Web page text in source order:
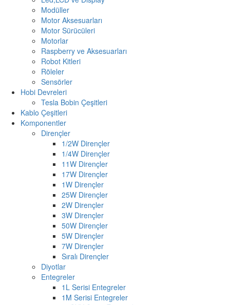
Modüller
Motor Aksesuarları
Motor Sürücüleri
Motorlar
Raspberry ve Aksesuarları
Robot Kitleri
Röleler
Sensörler
Hobi Devreleri
Tesla Bobin Çeşitleri
Kablo Çeşitleri
Komponentler
Dirençler
1/2W Dirençler
1/4W Dirençler
11W Dirençler
17W Dirençler
1W Dirençler
25W Dirençler
2W Dirençler
3W Dirençler
50W Dirençler
5W Dirençler
7W Dirençler
Sıralı Dirençler
Diyotlar
Entegreler
1L Serisi Entegreler
1M Serisi Entegreler